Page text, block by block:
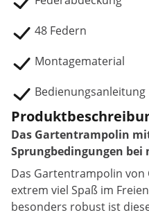
48 Federn
Montagematerial
Bedienungsanleitung
Das Gartentrampolin
Sprungbedingungen
Das Gartentrampolin
extrem viel Spaß im
besonders robust ist